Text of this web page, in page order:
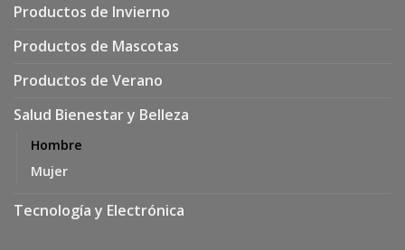
Productos de Invierno
Productos de Mascotas
Productos de Verano
Salud Bienestar y Belleza
Hombre
Mujer
Tecnología y Electrónica